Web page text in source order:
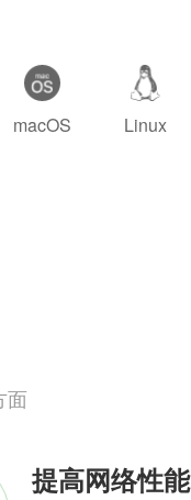
macOS Linux
面
提高网络性能